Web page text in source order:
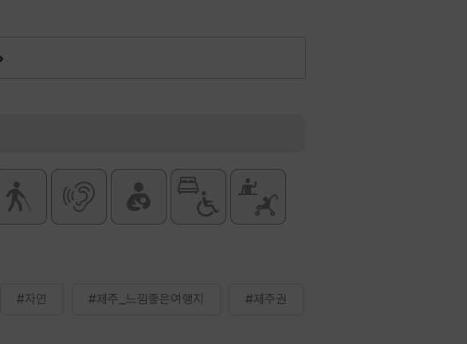
#자연 #제주_느낌좋은여행지 #제주권